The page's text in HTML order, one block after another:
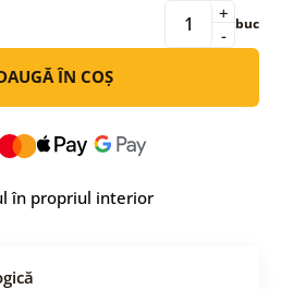
-
+ buc
ÎN COȘ
în propriul interior